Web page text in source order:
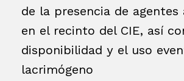
de la presencia de
en el recinto del CIE, así
disponibilidad y el uso
lacrimógeno